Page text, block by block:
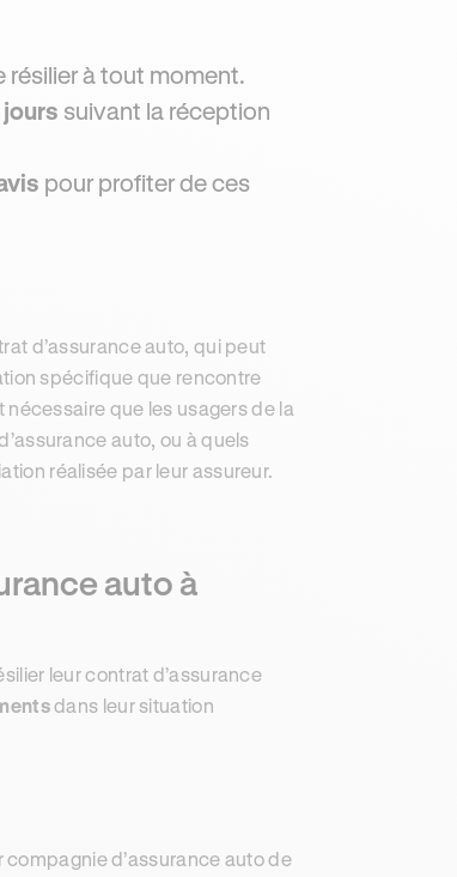
résilier à tout moment.
suivant la réception
pour profiter de ces
d’assurance auto, qui peut
spécifique que rencontre
nécessaire que les usagers de la
auto, ou à quels
réalisée par leur assureur.
auto à
leur contrat d’assurance
dans leur situation
d’assurance auto de